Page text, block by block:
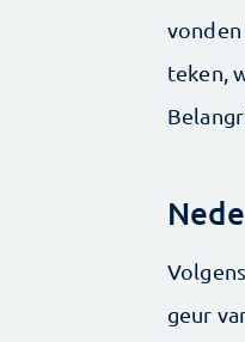
vonden
teken,
geur